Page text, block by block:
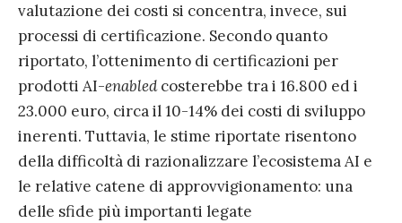
valutazione dei costi si concentra, invece, sui
processi di certificazione. Secondo quanto
riportato, l’ottenimento di certificazioni per
prodotti AI-enabledcosterebbe tra i 16.800 ed i
23.000 euro, circa il 10-14% dei costi di sviluppo
inerenti. Tuttavia, le stime riportate risentono
della difficoltà di razionalizzare l’ecosistema AI e
le relative catene di approvvigionamento: una
delle sfide più importanti legate